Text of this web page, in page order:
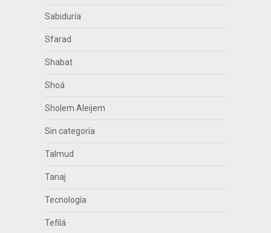
Sabiduría
Sfarad
Shabat
Shoá
Sholem Aleijem
Sin categoría
Talmud
Tanaj
Tecnología
Tefilá